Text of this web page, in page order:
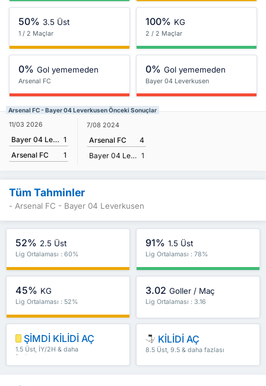
50% 3.5 Üst
1 / 2 Maçlar
100% KG
2 / 2 Maçlar
0% Gol yememeden
Arsenal FC
0% Gol yememeden
Bayer 04 Leverkusen
Arsenal FC - Bayer 04 Leverkusen Önceki Sonuçlar
11/03 2026
Bayer 04 Leverkusen 1
Arsenal FC
1
7/08 2024
Arsenal FC
4
Bayer 04 Leverkusen 1
Tüm Tahminler
- Arsenal FC - Bayer 04 Leverkusen
52% 2.5 Üst
Lig Ortalaması : 60%
91% 1.5 Üst
Lig Ortalaması : 78%
45% KG
Lig Ortalaması : 52%
3.02 Goller / Maç
Lig Ortalaması : 3.16
ŞİMDİ KİLİDİ AÇ
1.5 Üst, İY/2H & daha
fazlası
KİLİDİ AÇ
8.5 Üst, 9.5 & daha fazlası